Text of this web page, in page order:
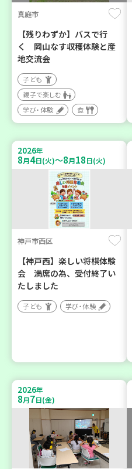
真庭市
【残りわずか】バスで行
く 岡山なす収穫体験と産
地交流会
子ども
親子で楽しむ
学び・体験
食
2026年
8月4日(火)～8月18日(火)
神戸市西区
【神戸西】楽しい将棋体験
会 満席の為、受付終了い
たしました
子ども 学び・体験
2026年
8月7日(金)